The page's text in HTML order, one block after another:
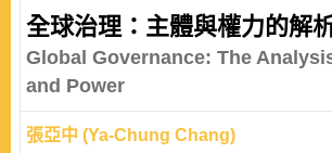
全球治理：主體與權力的解
Global Governance: The
and Power
張亞中 (Ya-Chung Chang)